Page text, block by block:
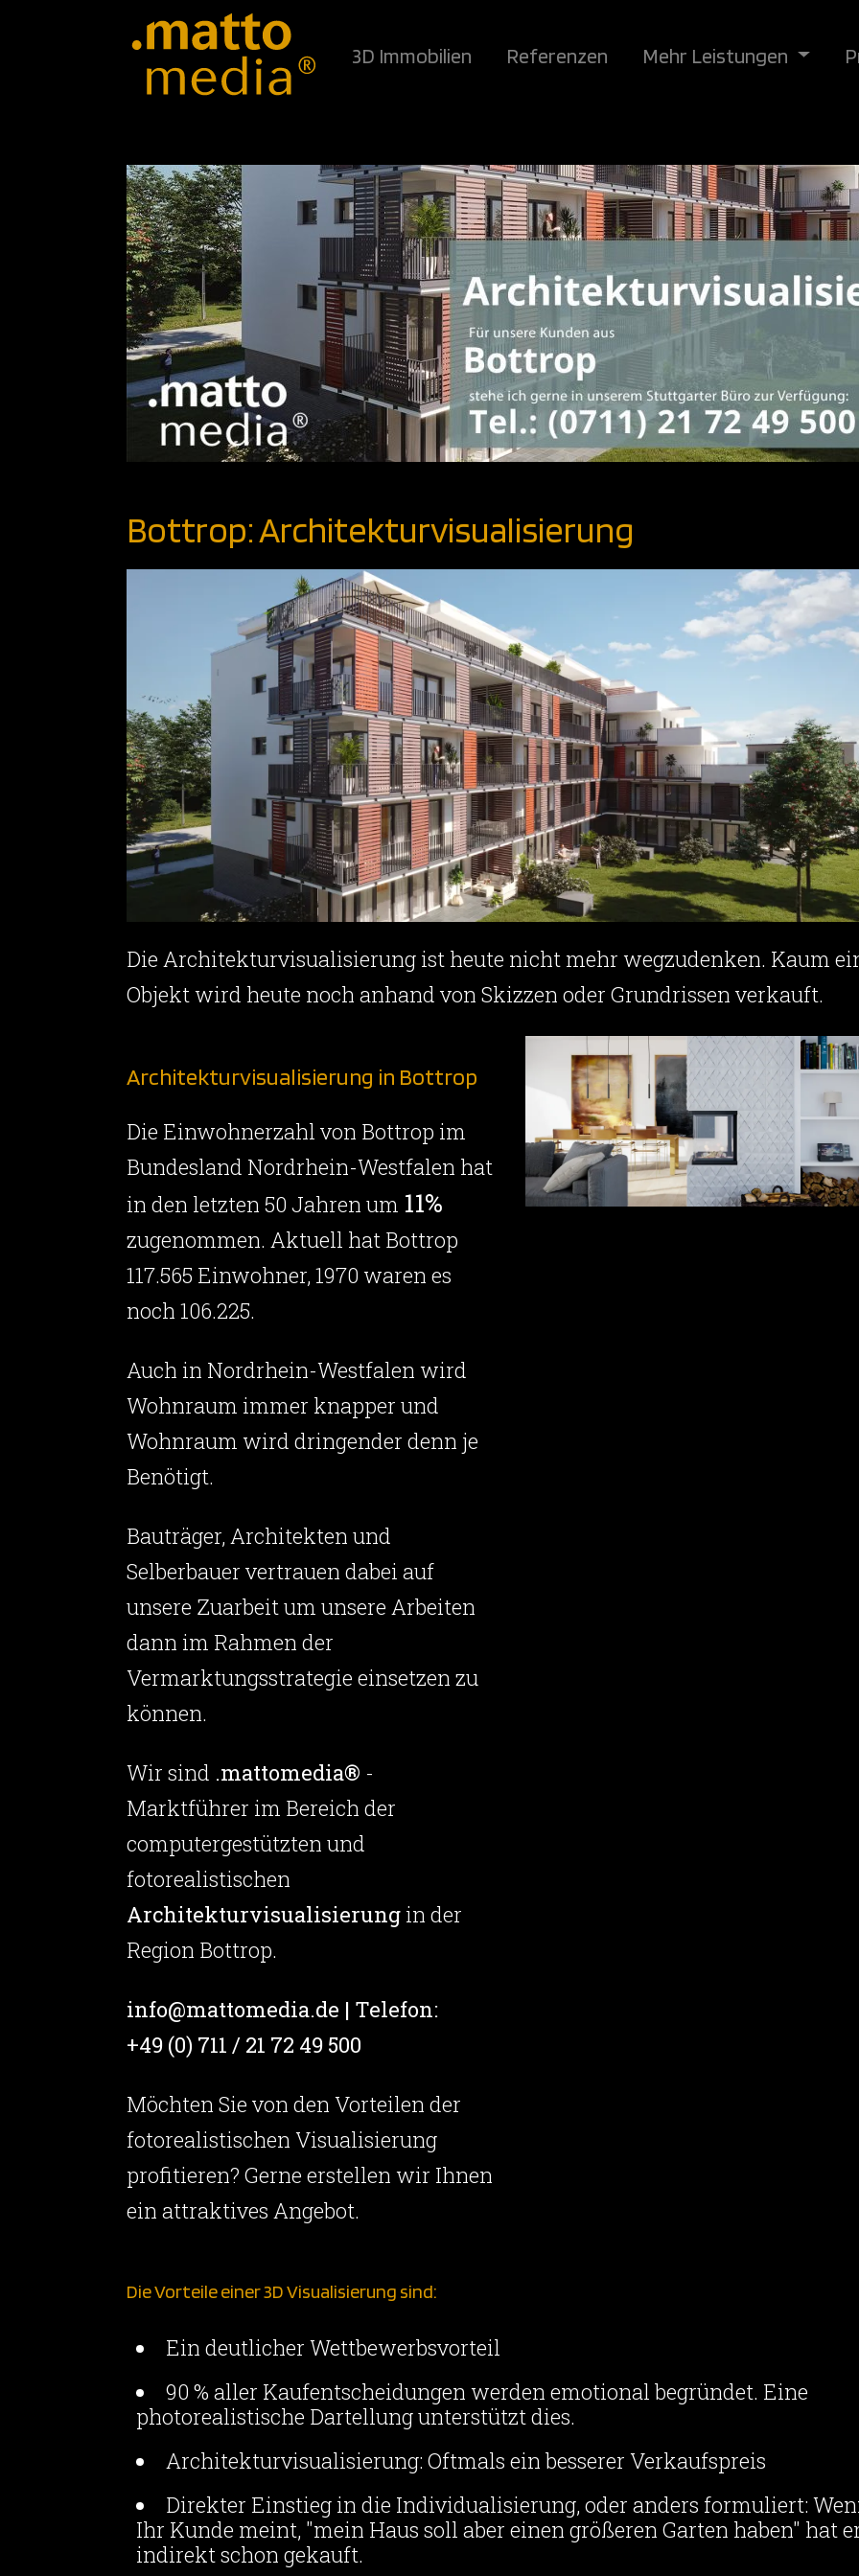
3D Immobilien Referenzen Mehr Leistungen
Bottrop: Architekturvisualisierung
Die Architekturvisualisierung ist heute nicht mehr wegzudenken. Kaum
Objekt wird heute noch anhand von Skizzen oder Grundrissen verkauft.
Architekturvisualisierung in Bottrop
Die Einwohnerzahl von Bottrop im
Bundesland Nordrhein-Westfalen hat
in den letzten 50 Jahren um 11%
zugenommen. Aktuell hat Bottrop
117.565 Einwohner, 1970 waren es
noch 106.225.
Auch in Nordrhein-Westfalen wird
Wohnraum immer knapper und
Wohnraum wird dringender denn je
Benötigt.
Bauträger, Architekten und
Selberbauer vertrauen dabei auf
unsere Zuarbeit um unsere Arbeiten
dann im Rahmen der
Vermarktungsstrategie einsetzen zu
können.
Wir sind .mattomedia® -
Marktführer im Bereich der
computergestützten und
fotorealistischen
Architekturvisualisierung in der
Region Bottrop.
info@mattomedia.de | Telefon:
+49 (0) 711 / 21 72 49 500
Möchten Sie von den Vorteilen der
fotorealistischen Visualisierung
profitieren? Gerne erstellen wir Ihnen
ein attraktives Angebot.
Die Vorteile einer 3D Visualisierung sind:
Ein deutlicher Wettbewerbsvorteil
90 % aller Kaufentscheidungen werden emotional begründet. Eine
photorealistische Dartellung unterstützt dies.
Architekturvisualisierung: Oftmals ein besserer Verkaufspreis
Direkter Einstieg in die Individualisierung, oder anders formuliert:
Ihr Kunde meint, "mein Haus soll aber einen größeren Garten haben" hat
indirekt schon gekauft.